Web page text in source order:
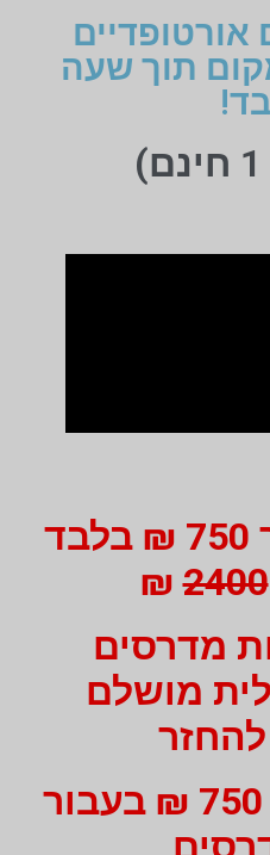
אורטופדיים
תוך שעה
מדרסים מחיר 750 ₪ בלבד
2400
₪
מושלם
של 475 ₪ מי 750 ₪ בעבור